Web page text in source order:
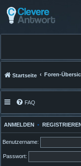
Startseite Foren-
FAQ
ANMELDEN •
Benutzername:
Passwort: